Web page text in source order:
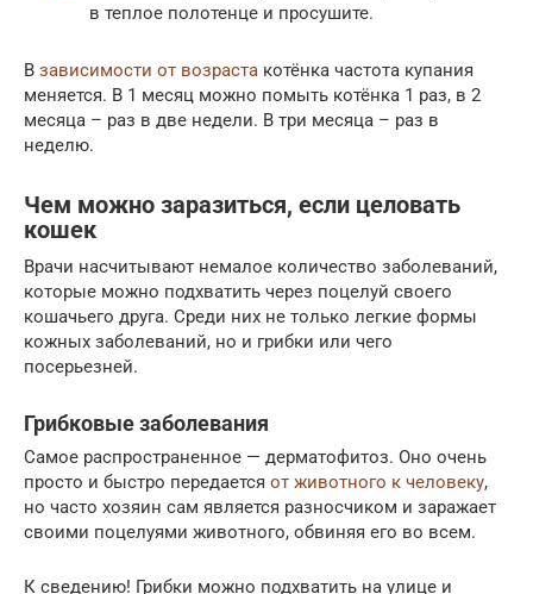
в теплое полотенце и просушите.
В зависимости от возраста котёнка частота купания
меняется. В 1 месяц можно помыть котёнка 1 раз, в 2
месяца – раз в две недели. В три месяца – раз в
неделю.
Чем можно заразиться, если целовать
кошек
Врачи насчитывают немалое количество заболеваний,
которые можно подхватить через поцелуй своего
кошачьего друга. Среди них не только легкие формы
кожных заболеваний, но и грибки или чего
посерьезней.
Грибковые заболевания
Самое распространенное — дерматофитоз. Оно очень
просто и быстро передается от животного к человеку,
но часто хозяин сам является разносчиком и заражает
своими поцелуями животного, обвиняя его во всем.
К сведению! Грибки можно подхватить на улице и